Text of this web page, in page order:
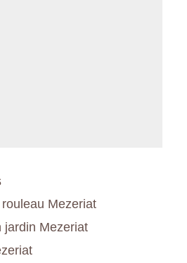
Mezeriat
jardin Mezeriat